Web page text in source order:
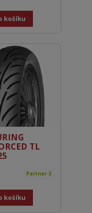
košíku
TL
Partner 3
košíku